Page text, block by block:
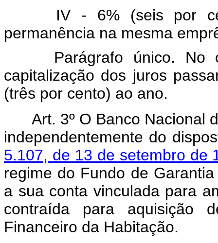
IV - 6% (seis por
permanência na mesma
Parágrafo único.
capitalização dos juros
(três por cento) ao ano.
Art. 3º O Banco Nacional
independentemente do
5.107, de 13 de setembro de
regime do Fundo de
a sua conta vinculada para
contraída para aquisição
Financeiro da Habitação.